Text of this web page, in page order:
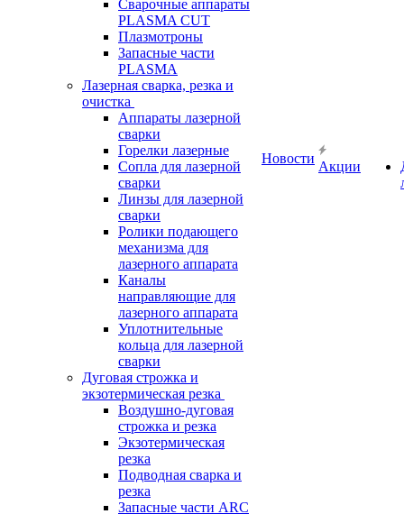
Сварочные аппараты
PLASMA CUT
Плазмотроны
Запасные части
PLASMA
Лазерная сварка, резка и
очистка
Аппараты лазерной
сварки
Горелки лазерные
Сопла для лазерной
сварки
Линзы для лазерной
сварки
Ролики подающего
механизма для
лазерного аппарата
Каналы
направляющие для
лазерного аппарата
Уплотнительные
кольца для лазерной
сварки
Дуговая строжка и
экзотермическая резка
Воздушно-дуговая
строжка и резка
Экзотермическая
резка
Подводная сварка и
резка
Запасные части ARC
Новости
Акции